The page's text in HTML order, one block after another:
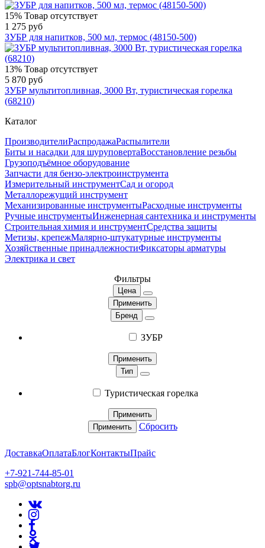
15% Товар отсутствует
1 275 руб
ЗУБР для напитков, 500 мл, термос (48150-500)
13% Товар отсутствует
5 870 руб
ЗУБР мультитопливная, 3000 Вт, туристическая горелка
(68210)
Каталог
ПроизводителиРаспродажаРаспылители
Биты и насадки для шуруповертаВосстановление резьбы
Грузоподъёмное оборудование
Запчасти для бензо-электроинструмента
Измерительный инструментСад и огород
Металлорежущий инструмент
Механизированные инструментыРасходные инструменты
Ручные инструментыИнженерная сантехника и инструменты
Строительная химия и инструментСредства защиты
Метизы, крепежМалярно-штукатурные инструменты
Хозяйственные принадлежностиФиксаторы арматуры
Электрика и свет
Фильтры
Цена
Применить
Бренд
ЗУБР
Применить
Тип
Туристическая горелка
Применить
Применить
Сбросить
ДоставкаОплатаБлогКонтактыПрайс
+7-921-744-85-01
spb@optsnabtorg.ru